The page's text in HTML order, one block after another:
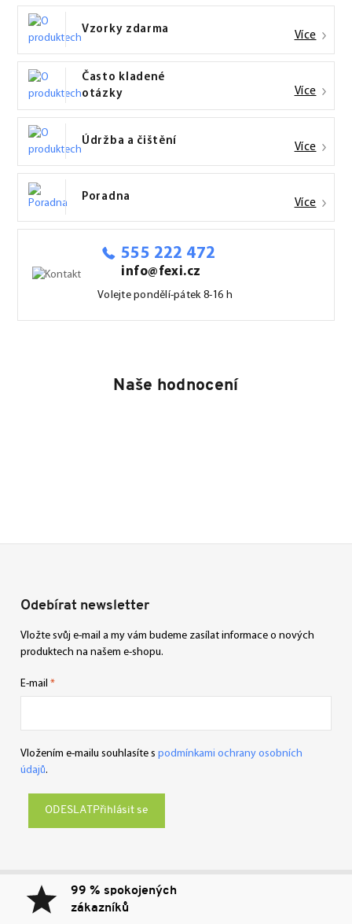
Vzorky zdarma Více
Často kladené
otázky
Více
Údržba a čištění Více
Poradna Více
555 222 472
info@fexi.cz
Volejte pondělí-pátek 8-16 h
Naše hodnocení
Odebírat newsletter
Vložte svůj e-mail a my vám budeme zasílat informace o nových
produktech na našem e-shopu.
E-mail
Vložením e-mailu souhlasíte s podmínkami ochrany osobních
údajů.
Přihlásit se
99 % spokojených
zákazníků